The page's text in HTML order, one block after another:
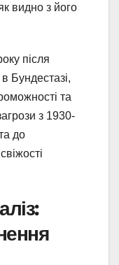
видно з його
після
Бундестазі,
та
з 1930-
до